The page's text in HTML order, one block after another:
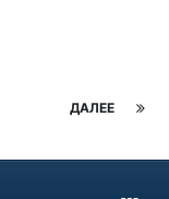
ДАЛЕЕ